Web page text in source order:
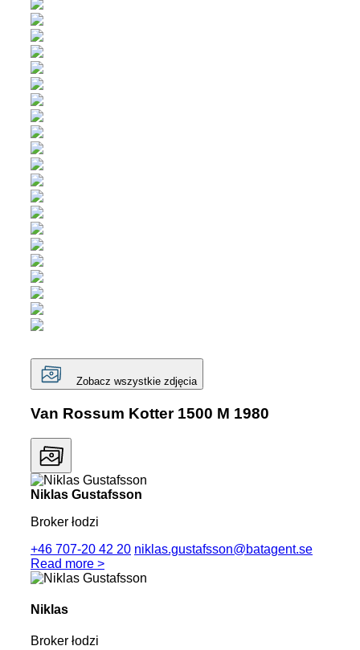
Zobacz wszystkie zdjęcia
Van Rossum Kotter 1500 M 1980
Niklas Gustafsson
Broker łodzi
+46 707-20 42 20 niklas.gustafsson@batagent.se
Read more >
Niklas
Broker łodzi